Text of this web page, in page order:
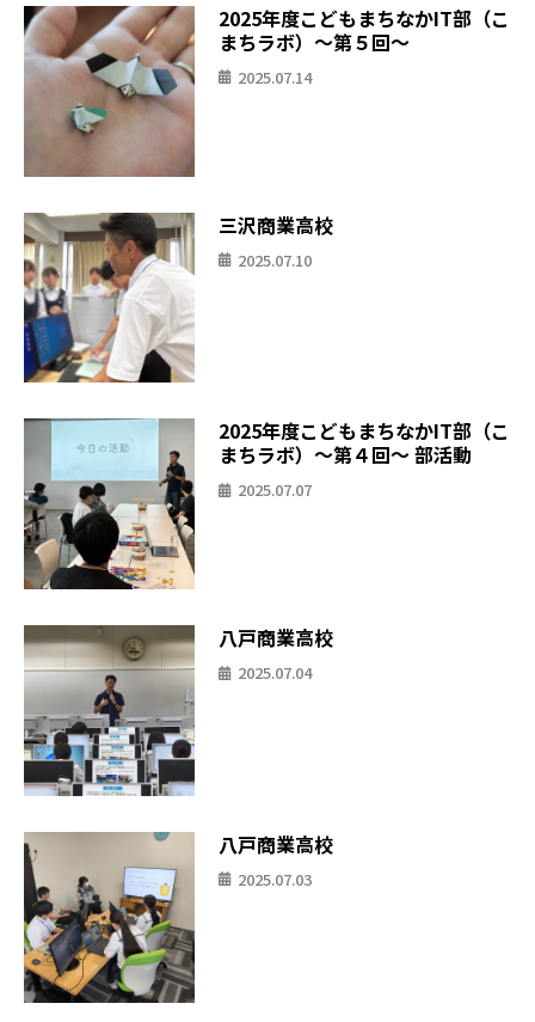
2025年度こどもまちなかIT部（こ
まちラボ）〜第５回〜
2025.07.14
三沢商業高校
2025.07.10
2025年度こどもまちなかIT部（こ
まちラボ）〜第４回〜 部活動
2025.07.07
八戸商業高校
2025.07.04
八戸商業高校
2025.07.03